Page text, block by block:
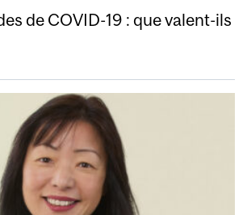
de COVID-19 : que valent-ils